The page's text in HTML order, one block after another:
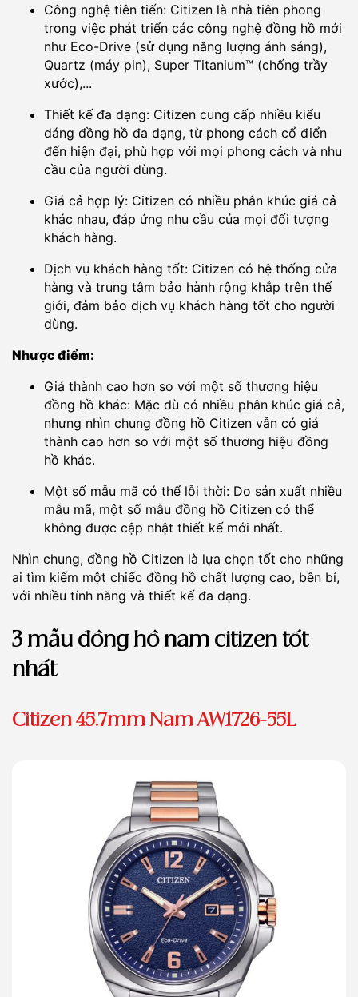
Công nghệ tiên tiến: Citizen là nhà tiên phong
trong việc phát triển các công nghệ đồng hồ mới
như Eco-Drive (sử dụng năng lượng ánh sáng),
Quartz (máy pin), Super Titanium™ (chống trầy
xước),...
Thiết kế đa dạng: Citizen cung cấp nhiều kiểu
dáng đồng hồ đa dạng, từ phong cách cổ điển
đến hiện đại, phù hợp với mọi phong cách và nhu
cầu của người dùng.
Giá cả hợp lý: Citizen có nhiều phân khúc giá cả
khác nhau, đáp ứng nhu cầu của mọi đối tượng
khách hàng.
Dịch vụ khách hàng tốt: Citizen có hệ thống cửa
hàng và trung tâm bảo hành rộng khắp trên thế
giới, đảm bảo dịch vụ khách hàng tốt cho người
dùng.
Nhược điểm:
Giá thành cao hơn so với một số thương hiệu
đồng hồ khác: Mặc dù có nhiều phân khúc giá cả,
nhưng nhìn chung đồng hồ Citizen vẫn có giá
thành cao hơn so với một số thương hiệu đồng
hồ khác.
Một số mẫu mã có thể lỗi thời: Do sản xuất nhiều
mẫu mã, một số mẫu đồng hồ Citizen có thể
không được cập nhật thiết kế mới nhất.
Nhìn chung, đồng hồ Citizen là lựa chọn tốt cho những
ai tìm kiếm một chiếc đồng hồ chất lượng cao, bền bỉ,
với nhiều tính năng và thiết kế đa dạng.
3 mẫu đồng hồ nam citizen tốt
nhất
Citizen 45.7mm Nam AW1726-55L